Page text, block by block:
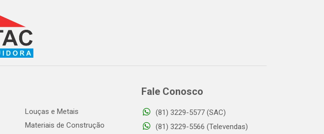
Louças e Metais
Materiais de Construção
Fale Conosco
(81) 3229-5577 (SAC)
(81) 3229-5566 (Televendas)